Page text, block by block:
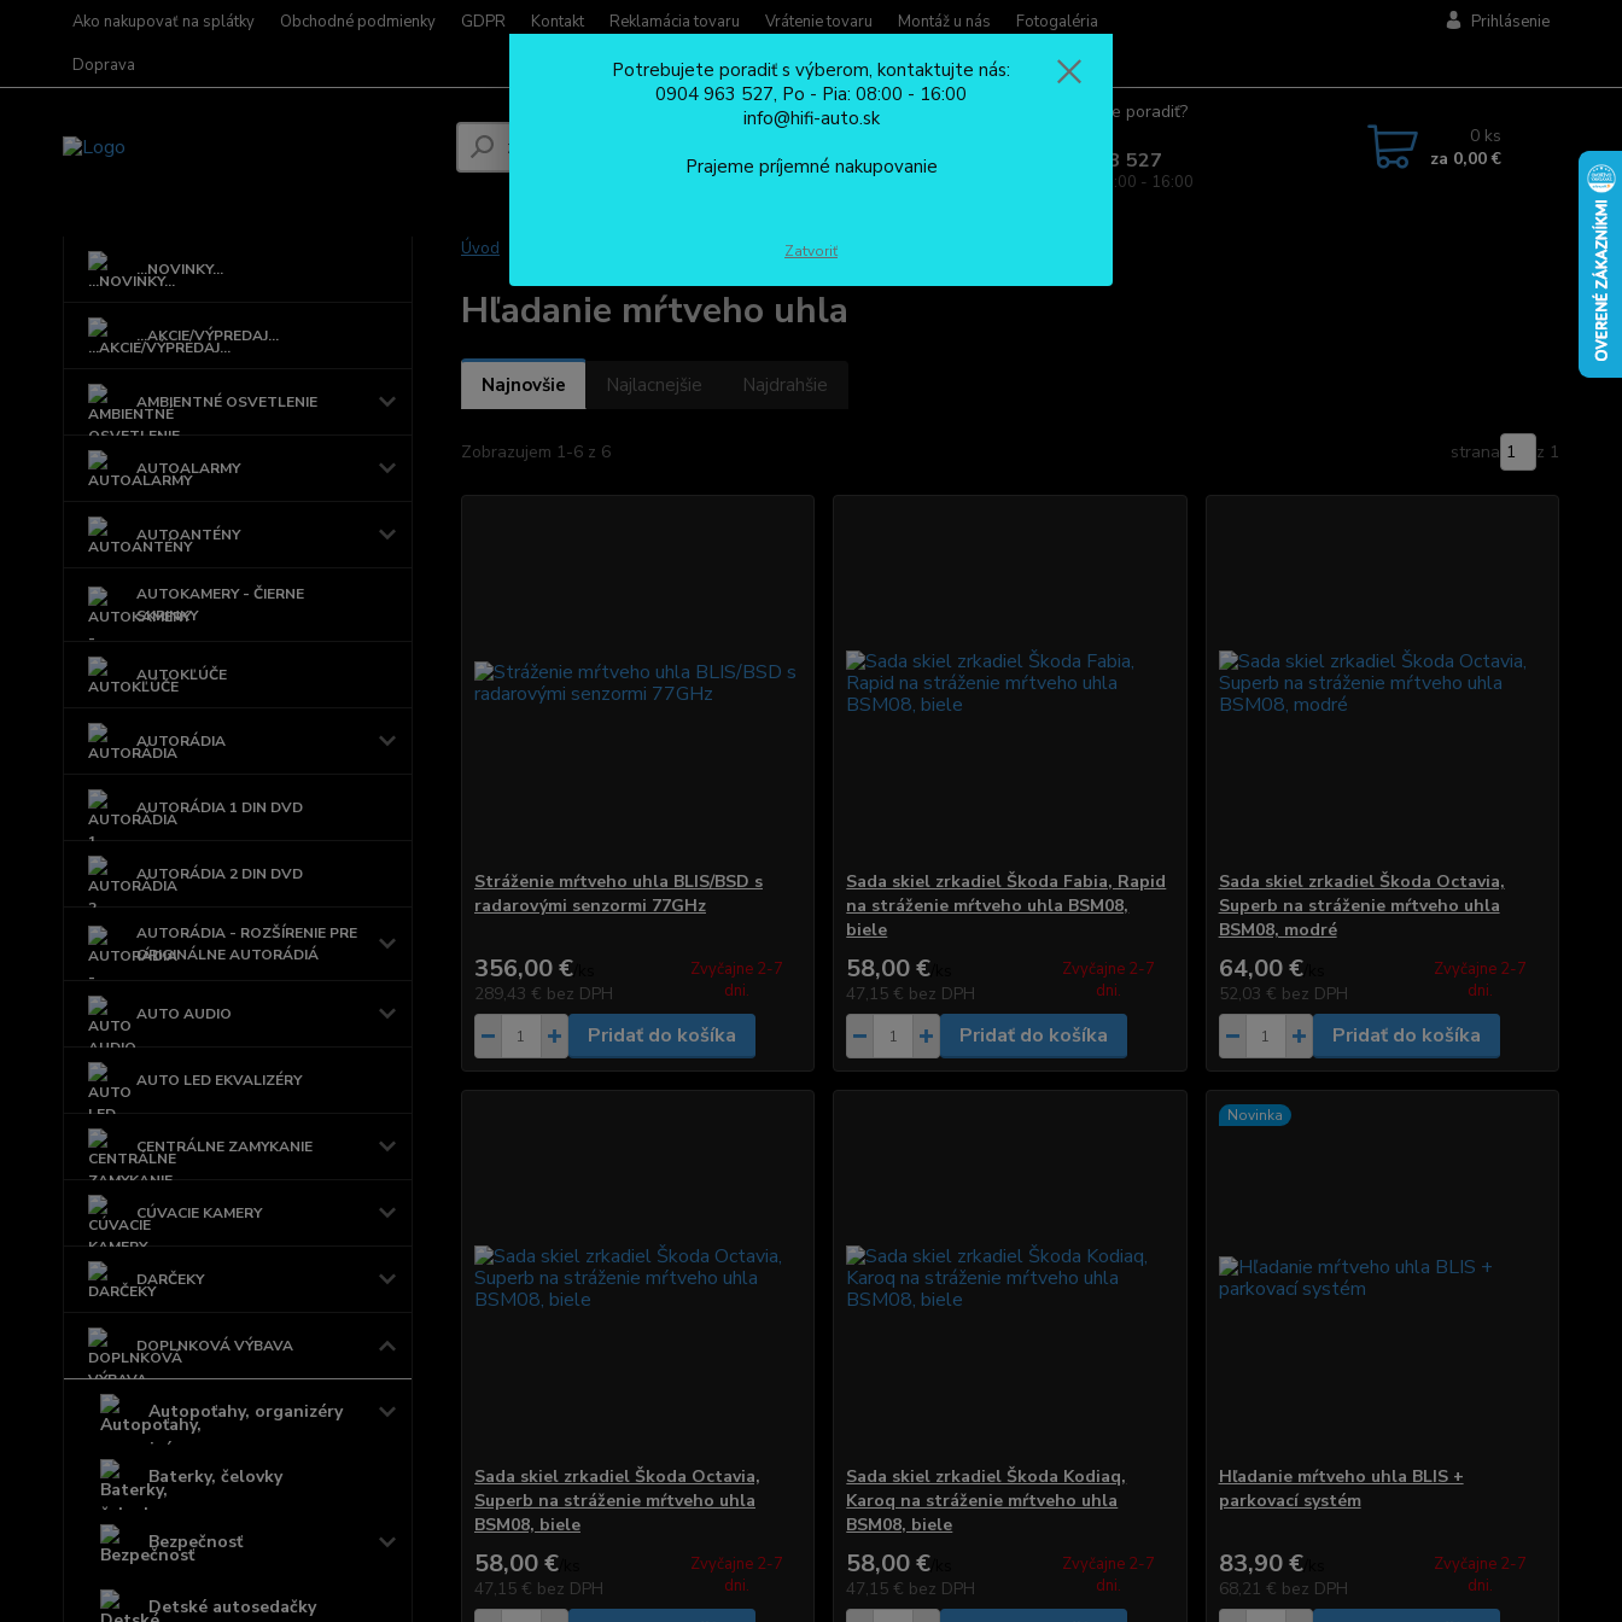
Ako nakupovať na splátky Obchodné podmienky GDPR Kontakt Reklamácia tovaru Vrátenie tovaru Montáž u nás
Fotogaléria
Doprava
Prihlásenie
Potrebujete poradiť?
0904 963 527
Po - Pia: 08:00 - 16:00
0 ks
za 0,00 €
...NOVINKY...
...AKCIE/VÝPREDAJ...
AMBIENTNÉ OSVETLENIE
AUTOALARMY
AUTOANTÉNY
AUTOKAMERY - ČIERNE
SKRINKY
AUTOKĽÚČE
AUTORÁDIA
AUTORÁDIA 1 DIN DVD
AUTORÁDIA 2 DIN DVD
AUTORÁDIA - ROZŠÍRENIE PRE
ORIGINÁLNE AUTORÁDIÁ
AUTO AUDIO
AUTO LED EKVALIZÉRY
CENTRÁLNE ZAMYKANIE
CÚVACIE KAMERY
DARČEKY
DOPLNKOVÁ VÝBAVA
Autopoťahy, organizéry
Baterky, čelovky
Bezpečnosť
Detské autosedačky
Úvod Hľadanie mŕtveho uhla
Hľadanie mŕtveho uhla
Najnovšie Najlacnejšie Najdrahšie
Zobrazujem 1-6 z 6 strana z 1
Stráženie mŕtveho uhla BLIS/BSD s
radarovými senzormi 77GHz
356,00 €/
289,43 € bez DPH
Zvyčajne 2-7
dni.
Pridať do košíka
Sada skiel zrkadiel Škoda Fabia, Rapid
na stráženie mŕtveho uhla BSM08,
biele
58,00 €
47,15 € bez DPH
Zvyčajne 2-7
dni.
Pridať do košíka
Sada skiel zrkadiel Škoda Octavia,
Superb na stráženie mŕtveho uhla
BSM08, modré
64,00 €/
52,03 € bez DPH
Zvyčajne 2-7
dni.
Pridať do košíka
Sada skiel zrkadiel Škoda Octavia,
Superb na stráženie mŕtveho uhla
BSM08, biele
58,00 €/
47,15 € bez DPH
Zvyčajne 2-7
dni.
Sada skiel zrkadiel Škoda Kodiaq,
Karoq na stráženie mŕtveho uhla
BSM08, biele
58,00 €
47,15 € bez DPH
Zvyčajne 2-7
dni.
Novinka
Hľadanie mŕtveho uhla BLIS +
parkovací systém
83,90 €/
68,21 € bez DPH
Zvyčajne 2-7
dni.
Potrebujete poradiť s výberom, kontaktujte nás:
0904 963 527, Po - Pia: 08:00 - 16:00
info@hifi-auto.sk
Prajeme príjemné nakupovanie
Zatvoriť